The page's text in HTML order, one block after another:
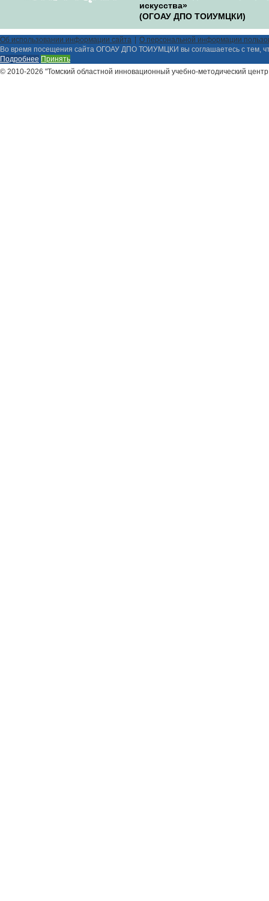
искусства»
(ОГОАУ ДПО ТОИУМЦКИ)
Об использовании информации сайта
О персональной информации
Во время посещения сайта ОГОАУ ДПО ТОИУМЦКИ вы соглашаетесь с тем,
Подробнее Принять
© 2010-2026 "Томский областной инновационный учебно-методический центр